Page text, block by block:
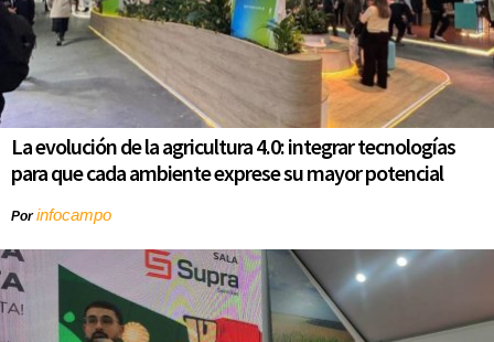
La evolución de la agricultura 4.0: integrar tecnologías
para que cada ambiente exprese su mayor potencial
Porinfocampo